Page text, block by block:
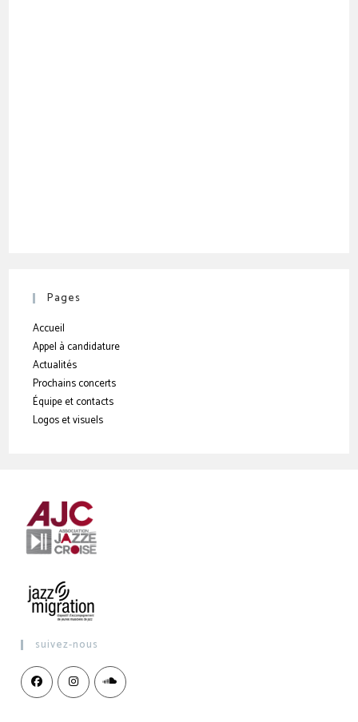
Pages
Accueil
Appel à candidature
Actualités
Prochains concerts
Équipe et contacts
Logos et visuels
suivez-nous